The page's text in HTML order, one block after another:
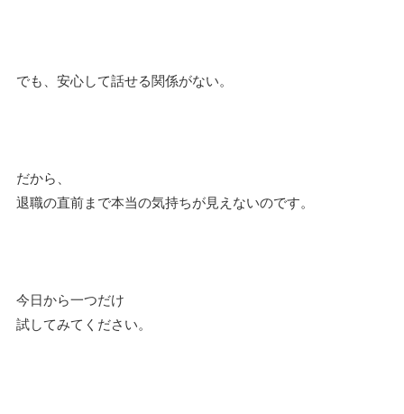
でも、安心して話せる関係がない。
だから、
退職の直前まで本当の気持ちが見えないのです。
今日から一つだけ
試してみてください。